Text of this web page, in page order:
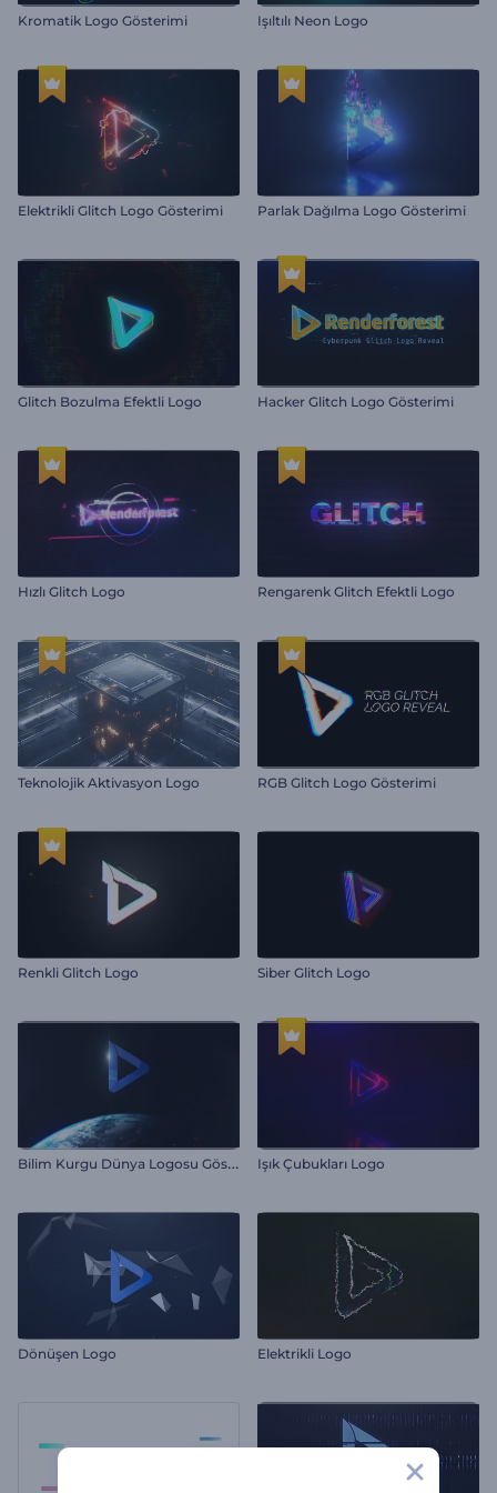
Kromatik Logo Gösterimi Işıltılı Neon Logo
Elektrikli Glitch Logo Gösterimi Parlak Dağılma Logo Gösterimi
Glitch Bozulma Efektli Logo Hacker Glitch Logo Gösterimi
Hızlı Glitch Logo Rengarenk Glitch Efektli Logo
Teknolojik Aktivasyon Logo RGB Glitch Logo Gösterimi
Renkli Glitch Logo Siber Glitch Logo
B
ilim Kurgu Dünya Logosu Gösterimi Işık Çubukları Logo
Dönüşen Logo Elektrikli Logo